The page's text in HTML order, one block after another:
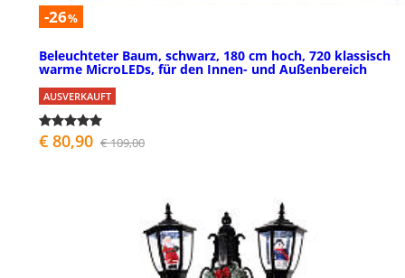
-26%
Beleuchteter Baum, schwarz, 180 cm hoch, 720 klassisch
warme MicroLEDs, für den Innen- und Außenbereich
AUSVERKAUFT
€ 80,90 € 109,00